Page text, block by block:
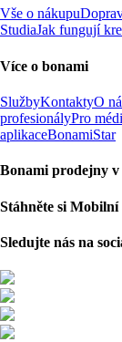
Vše o nákupu
StudiaJak fungují
Více o bonami
SlužbyKontaktyO
profesionályPro
aplikaceBonamiStar
Bonami prodejny v
Stáhněte si
Sledujte nás na